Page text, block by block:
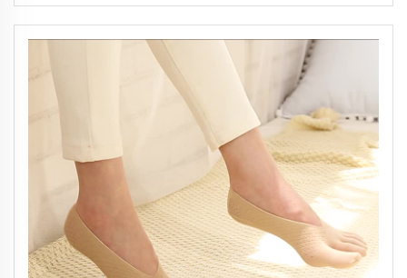
com Mensagens USB Luz de Néon 3D